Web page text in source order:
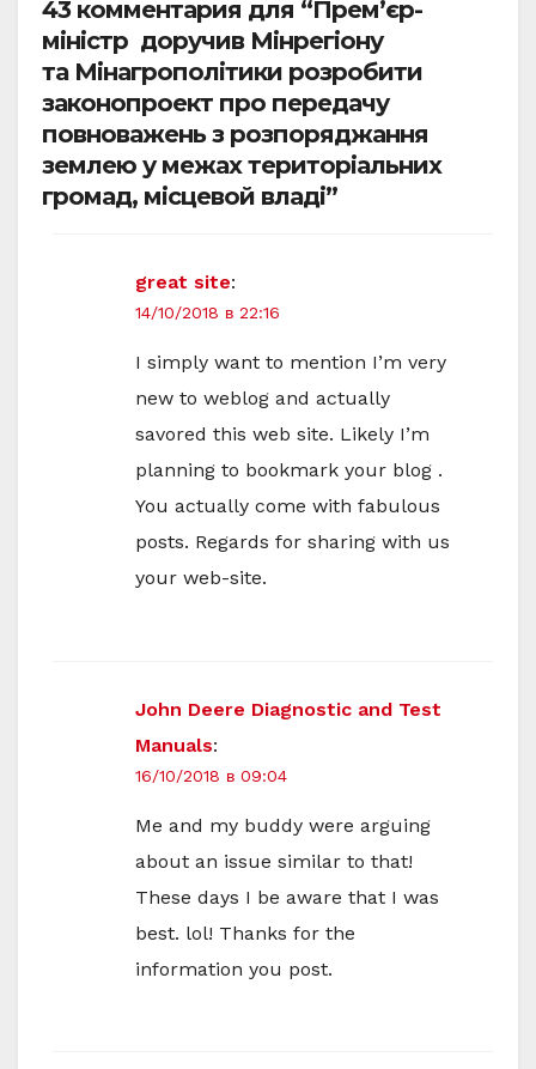
43 комментария для “Прем’єр-
міністр доручив Мінрегіону
та Мінагрополітики розробити
законопроект про передачу
повноважень з розпоряджання
землею у межах територіальних
громад, місцевой владі”
great site:
14/10/2018 в 22:16
I simply want to mention I’m very
new to weblog and actually
savored this web site. Likely I’m
planning to bookmark your blog .
You actually come with fabulous
posts. Regards for sharing with us
your web-site.
John Deere Diagnostic and Test
Manuals:
16/10/2018 в 09:04
Me and my buddy were arguing
about an issue similar to that!
These days I be aware that I was
best. lol! Thanks for the
information you post.